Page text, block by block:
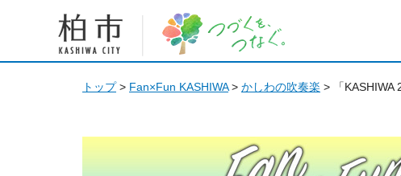
柏市 つづくを、つなぐ。
トップ> Fan×Fun KASHIWA> かしわの吹奏楽 > 「KASHIWA